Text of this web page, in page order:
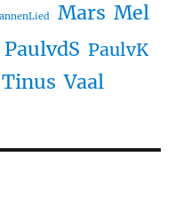
Mars Mel
PaulvdS PaulvK
Tinus Vaal